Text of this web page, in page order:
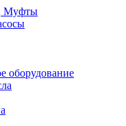
Муфты
оборудование